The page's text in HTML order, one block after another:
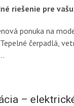
riešenie pre
ponuka na
čerpadlá,
–